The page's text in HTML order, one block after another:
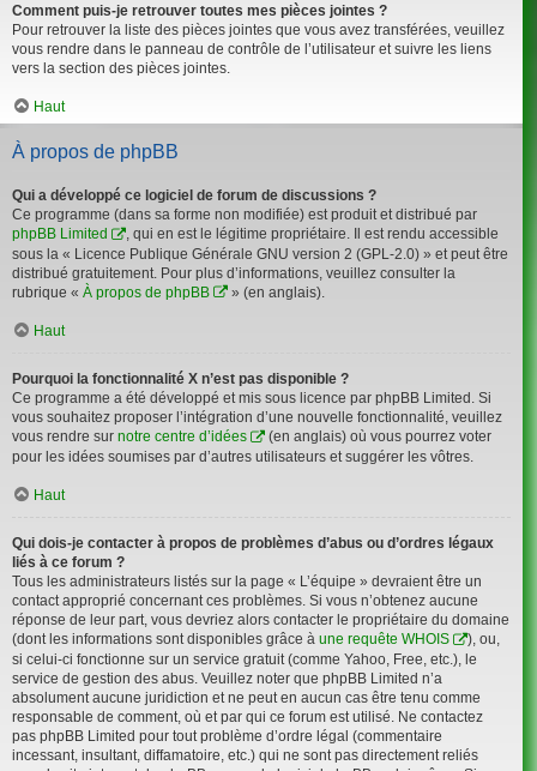
Comment puis-je retrouver toutes mes pièces jointes ?
Pour retrouver la liste des pièces jointes que vous avez transférées, veuillez
vous rendre dans le panneau de contrôle de l’utilisateur et suivre les liens
vers la section des pièces jointes.
Haut
À propos de phpBB
Qui a développé ce logiciel de forum de discussions ?
Ce programme (dans sa forme non modifiée) est produit et distribué par
phpBB Limited
, qui en est le légitime propriétaire. Il est rendu accessible
sous la « Licence Publique Générale GNU version 2 (GPL-2.0) » et peut être
distribué gratuitement. Pour plus d’informations, veuillez consulter la
rubrique « À propos de phpBB » (en anglais).
Haut
Pourquoi la fonctionnalité X n’est pas disponible ?
Ce programme a été développé et mis sous licence par phpBB Limited. Si
vous souhaitez proposer l’intégration d’une nouvelle fonctionnalité, veuillez
vous rendre sur notre centre d’idées
(en anglais) où vous pourrez voter
pour les idées soumises par d’autres utilisateurs et suggérer les vôtres.
Haut
Qui dois-je contacter à propos de problèmes d’abus ou d’ordres légaux
liés à ce forum ?
Tous les administrateurs listés sur la page « L’équipe » devraient être un
contact approprié concernant ces problèmes. Si vous n’obtenez aucune
réponse de leur part, vous devriez alors contacter le propriétaire du domaine
(dont les informations sont disponibles grâce à une requête WHOIS
), ou,
si celui-ci fonctionne sur un service gratuit (comme Yahoo, Free, etc.), le
service de gestion des abus. Veuillez noter que phpBB Limited n’a
absolument aucune juridiction et ne peut en aucun cas être tenu comme
responsable de comment, où et par qui ce forum est utilisé. Ne contactez
pas phpBB Limited pour tout problème d’ordre légal (commentaire
incessant, insultant, diffamatoire, etc.) qui ne sont pas directement reliés